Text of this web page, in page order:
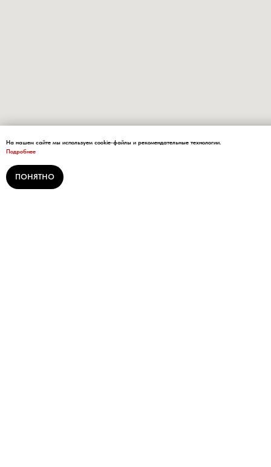
На нашем сайте мы используем cookie-файлы и рекомендательные технологии.
Подробнее
ПОНЯТНО